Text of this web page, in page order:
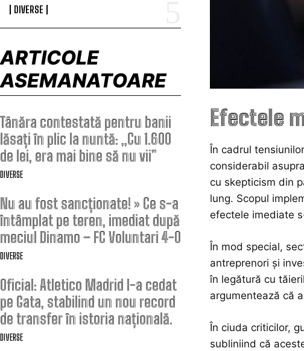
DIVERSE
ARTICOLE
ASEMANATOARE
Tânăra contestată pentru banii
lăsați în plic la nuntă: „Cu 1.600
de lei, era mai bine să nu vii”
DIVERSE
Nu au fost sancționate! » Ce s-a
întâmplat pe teren, imediat după
meciul Dinamo – FC Voluntari 4-0
DIVERSE
Oficial: Atletico Madrid l-a cedat
pe Gata, stabilind un nou record
de transfer în istoria națională.
DIVERSE
Efectele
În cadrul
considerabil
cu skepticism din
lung. Scopul
efectele imediate
În mod special,
antreprenori și
în legătură cu
argumentează că
În ciuda criticilor,
subliniind că